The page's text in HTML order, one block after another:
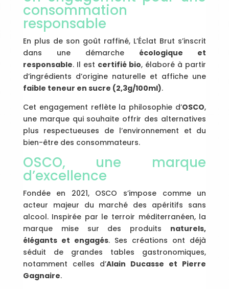
consommation
responsable
En plus de son goût raffiné, L’Éclat Brut s’inscrit
dans une démarche écologique et
responsable. Il est certifié bio, élaboré à partir
d’ingrédients d’origine naturelle et affiche une
faible teneur en sucre (2,3g/100ml).
Cet engagement reflète la philosophie d’OSCO,
une marque qui souhaite offrir des alternatives
plus respectueuses de l’environnement et du
bien-être des consommateurs.
OSCO, une marque
d’excellence
Fondée en 2021, OSCO s’impose comme un
acteur majeur du marché des apéritifs sans
alcool. Inspirée par le terroir méditerranéen, la
marque mise sur des produits naturels,
élégants et engagés. Ses créations ont déjà
séduit de grandes tables gastronomiques,
notamment celles d’Alain Ducasse et Pierre
Gagnaire.